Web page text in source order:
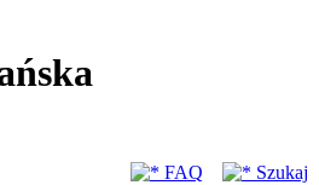
FAQ
Szukaj